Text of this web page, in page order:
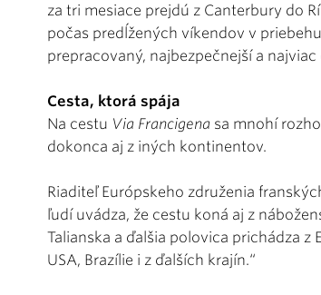
za tri mesiace prejdú z Canterbury do
počas predĺžených víkendov v
prepracovaný, najbezpečnejší a najviac
Cesta, ktorá spája
Na cestu Via Francigena sa mnohí
dokonca aj z iných kontinentov.
Riaditeľ Európskeho združenia
ľudí uvádza, že cestu koná aj z
Talianska a ďalšia polovica prichádza z
USA, Brazílie i z ďalších krajín.“